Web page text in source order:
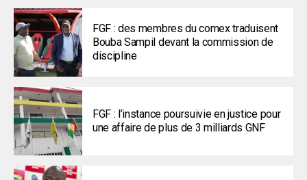
FGF : des membres du comex traduisent
Bouba Sampil devant la commission de
discipline
FGF : l’instance poursuivie en justice pour
une affaire de plus de 3 milliards GNF